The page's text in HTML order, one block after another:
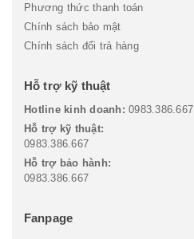
Phương thức thanh toán
Chính sách bảo mật
Chính sách đổi trả hàng
Hỗ trợ kỹ thuật
Hotline kinh doanh: 0983.386.667
Hỗ trợ kỹ thuật:
0983.386.667
Hỗ trợ bảo hành:
0983.386.667
Fanpage